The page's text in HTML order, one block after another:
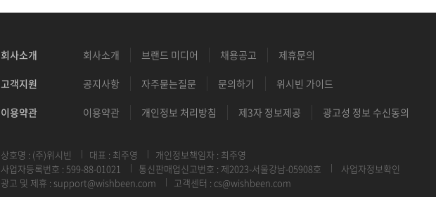
회사소개 회사소개 브랜드 미디어 채용공고 제휴문의
고객지원 공지사항 자주묻는질문 문의하기 위시빈 가이드
이용약관 이용약관 개인정보 처리방침 제3자 정보제공 광고성 정보 수신동의
상호명 : (주)위시빈 대표 : 최주영
개인정보책임자 : 최주영
사업자등록번호 : 599-88-01021
통신판매업신고번호 : 제2023-서울강남-05908호
사업자정보확인
광고 및 제휴 : support@wishbeen.com 고객센터 : cs@wishbeen.com